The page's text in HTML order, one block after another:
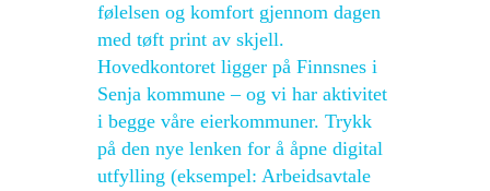
følelsen og komfort gjennom dagen
med tøft print av skjell.
Hovedkontoret ligger på Finnsnes i
Senja kommune – og vi har aktivitet
i begge våre eierkommuner. Trykk
på den nye lenken for å åpne digital
utfylling (eksempel: Arbeidsavtale